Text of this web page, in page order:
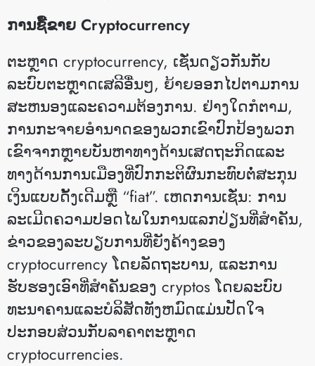
ການຊື້ຂາຍ Cryptocurrency
ຕະຫຼາດ cryptocurrency, ເຊັ່ນດຽວກັນກັບ
ລະບົບຕະຫຼາດເສລີອື່ນໆ, ຍ້າຍອອກໄປຕາມການ
ສະຫນອງແລະຄວາມຕ້ອງການ. ຢ່າງໃດກໍຕາມ,
ການກະຈາຍອໍານາດຂອງພວກເຂົາປົກປ້ອງພວກ
ເຂົາຈາກຫຼາຍບັນຫາທາງດ້ານເສດຖະກິດແລະ
ທາງດ້ານການເມືອງທີ່ປົກກະຕິຜົນກະທົບຕໍ່ສະກຸນ
ເງິນແບບດັ້ງເດີມຫຼື “fiat”. ເຫດການເຊັ່ນ: ການ
ລະເມີດຄວາມປອດໄພໃນການແລກປ່ຽນທີ່ສໍາຄັນ,
ຂ່າວຂອງລະບຽບການທີ່ຍັງຄ້າງຂອງ
cryptocurrency ໂດຍລັດຖະບານ, ແລະການ
ຮັບຮອງເອົາທີ່ສໍາຄັນຂອງ cryptos ໂດຍລະບົບ
ທະນາຄານແລະບໍລິສັດທັງຫມົດແມ່ນປັດໃຈ
ປະກອບສ່ວນກັບລາຄາຕະຫຼາດ
cryptocurrencies.